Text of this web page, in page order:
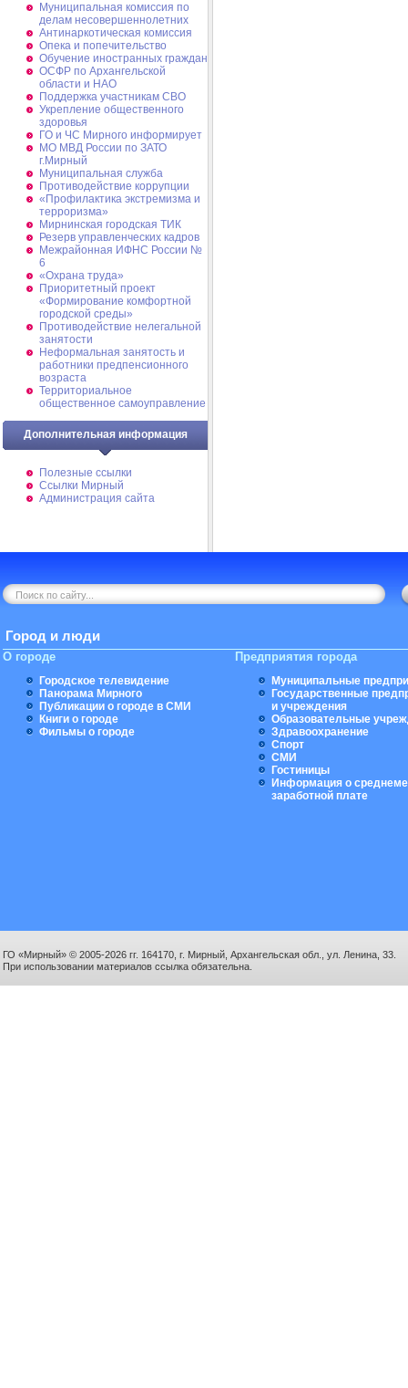
Муниципальная комиссия по
делам несовершеннолетних
Антинаркотическая комиссия
Опека и попечительство
Обучение иностранных граждан
ОСФР по Архангельской
области и НАО
Поддержка участникам СВО
Укрепление общественного
здоровья
ГО и ЧС Мирного информирует
МО МВД России по ЗАТО
г.Мирный
Муниципальная cлужба
Противодействие коррупции
«Профилактика экстремизма и
терроризма»
Мирнинская городская ТИК
Резерв управленческих кадров
Межрайонная ИФНС России №
6
«Охрана труда»
Приоритетный проект
«Формирование комфортной
городской среды»
Противодействие нелегальной
занятости
Неформальная занятость и
работники предпенсионного
возраста
Территориальное
общественное самоуправление
Дополнительная информация
Полезные ссылки
Ссылки Мирный
Администрация сайта
Город и люди
О городе
Городское телевидение
Панорама Мирного
Публикации о городе в СМИ
Книги о городе
Фильмы о городе
Предприятия города
Муниципальные
Государственные
и учреждения
Образовательные
Здравоохранение
Спорт
СМИ
Гостиницы
Информация о
заработной плате
ГО «Мирный» © 2005-2026 гг. 164170, г. Мирный, Архангельская обл., ул. Ленина, 33.
При использовании материалов ссылка обязательна.